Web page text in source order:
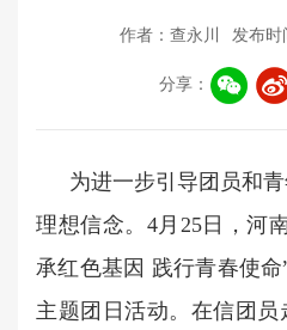
作者：查永川 发布
分享：
为进一步引导团员和
理想信念。4月25日，河
承红色基因 践行青春使
主题团日活动。在信团员